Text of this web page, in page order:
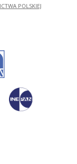
POLSKIEJ